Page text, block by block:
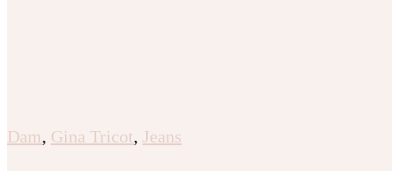
Dam, Gina Tricot, Jeans